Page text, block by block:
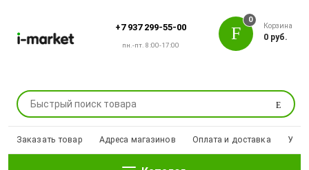
+7 937 299-55-00
пн.-пт. 8:00-17:00
Поиск
0
Корзина
0 руб.
Заказать товар Адреса магазинов Оплата и доставка